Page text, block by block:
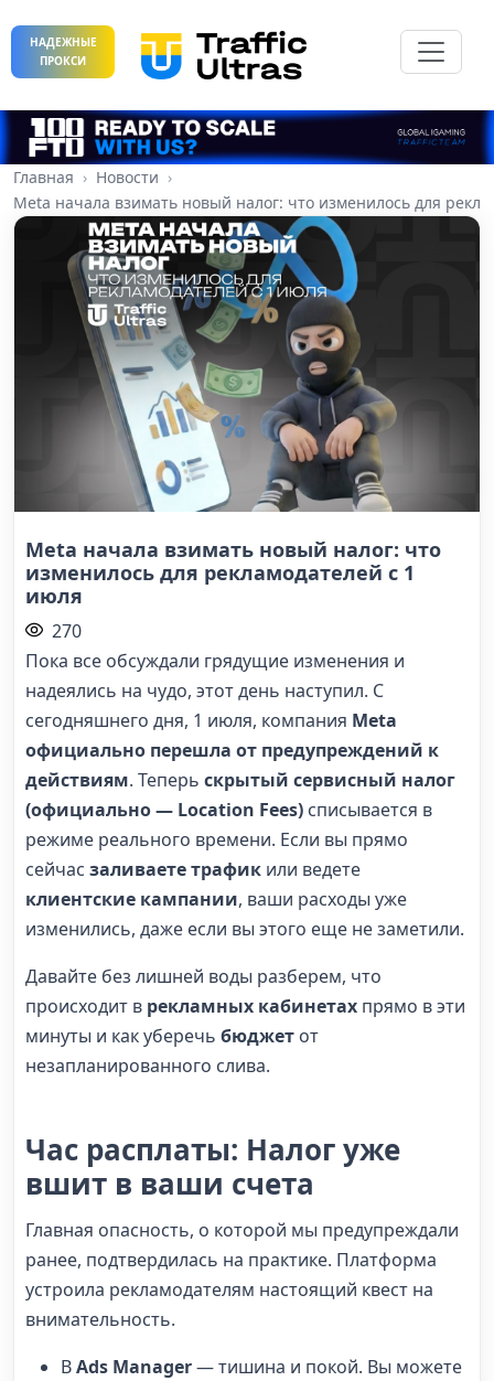
НАДЕЖНЫЕ
ПРОКСИ
Главная
Новости
Meta начала взимать новый налог: что изменилось для
Meta начала взимать новый налог: что
изменилось для рекламодателей с 1
июля
270
Пока все обсуждали грядущие изменения и
надеялись на чудо, этот день наступил. С
сегодняшнего дня, 1 июля, компания Meta
официально перешла от предупреждений к
действиям. Теперь скрытый сервисный налог
(официально — Location Fees) списывается в
режиме реального времени. Если вы прямо
сейчас заливаете трафик или ведете
клиентские кампании, ваши расходы уже
изменились, даже если вы этого еще не заметили.
Давайте без лишней воды разберем, что
происходит в рекламных кабинетах прямо в эти
минуты и как уберечь бюджет от
незапланированного слива.
Час расплаты: Налог уже
вшит в ваши счета
Главная опасность, о которой мы предупреждали
ранее, подтвердилась на практике. Платформа
устроила рекламодателям настоящий квест на
внимательность.
ВAds Manager— тишина и покой. Вы можете